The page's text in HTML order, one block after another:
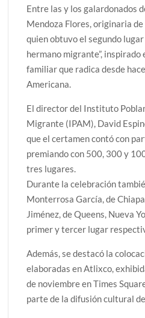
Entre las y los galardonados
Mendoza Flores, originaria
quien obtuvo el segundo
hermano migrante”, inspirado
familiar que radica desde
Americana.
El director del Instituto
Migrante (IPAM), David
que el certamen contó con
premiando con 500, 300 y
tres lugares.
Durante la celebración
Monterrosa García, de
Jiménez, de Queens, Nueva
primer y tercer lugar
Además, se destacó la
elaboradas en Atlixco,
de noviembre en Times
parte de la difusión cultural de